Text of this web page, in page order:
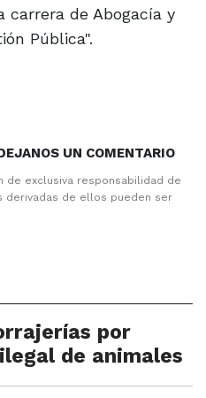
carrera de Abogacía y
Pública".
UN COMENTARIO
de exclusiva responsabilidad de
derivadas de ellos pueden ser
por
de animales